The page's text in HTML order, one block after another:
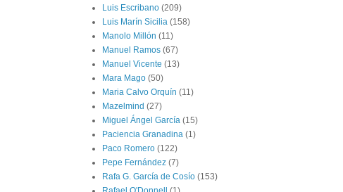
Luis Escribano (209)
Luis Marín Sicilia (158)
Manolo Millón (11)
Manuel Ramos (67)
Manuel Vicente (13)
Mara Mago (50)
Maria Calvo Orquín (11)
Mazelmind (27)
Miguel Ángel García (15)
Paciencia Granadina (1)
Paco Romero (122)
Pepe Fernández (7)
Rafa G. García de Cosío (153)